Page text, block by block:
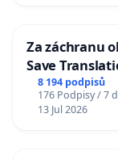
Za záchranu
Save
Charles
8 194 podpisů
176 Podpisy / 7
13 Jul 2026